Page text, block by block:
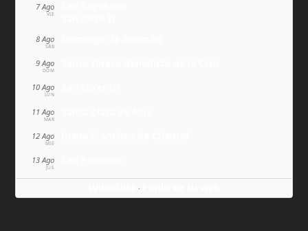
7 Ago
VIE
8 Ago
SÁB
9 Ago
DOM
10 Ago
LUN
11 Ago
MAR
12 Ago
MIÉ
13 Ago
JUE
·